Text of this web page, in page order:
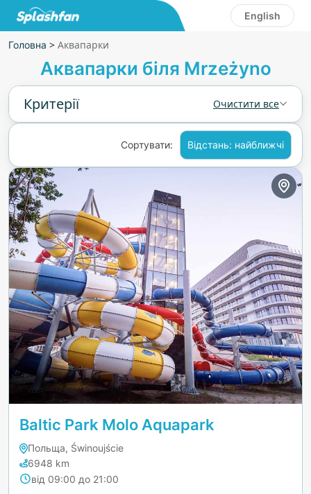
English
Головна > Аквапарки
Аквапарки біля Mrzeżyno
Критерії Очистити все
Сортувати: Відстань: найближчі
Baltic Park Molo Aquapark
Польща, Świnoujście
6948 km
від 09:00 до 21:00